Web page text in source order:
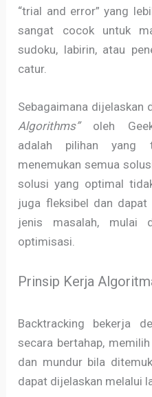
“trial and error” yang
sangat cocok untuk
sudoku, labirin, atau
catur.
Sebagaimana dijelaskan
Algorithms”oleh
adalah pilihan yang
menemukan semua
solusi yang optimal
juga fleksibel dan
jenis masalah, mulai
optimisasi.
Prinsip Kerja
Backtracking bekerja
secara bertahap,
dan mundur bila
dapat dijelaskan melalui